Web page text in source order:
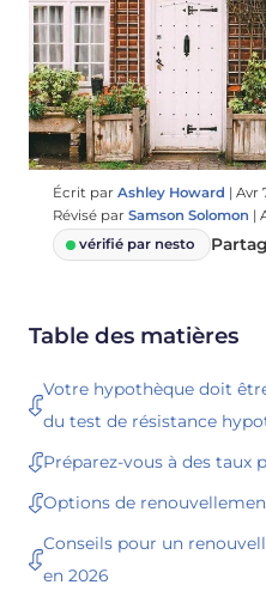
Écrit par Ashley Howard | Avr
Révisé par Samson Solomon |
vérifié par nesto
Table des matières
Votre hypothèque doit
du test de résistance
Préparez-vous à des taux
Options de
Conseils pour un
en 2026